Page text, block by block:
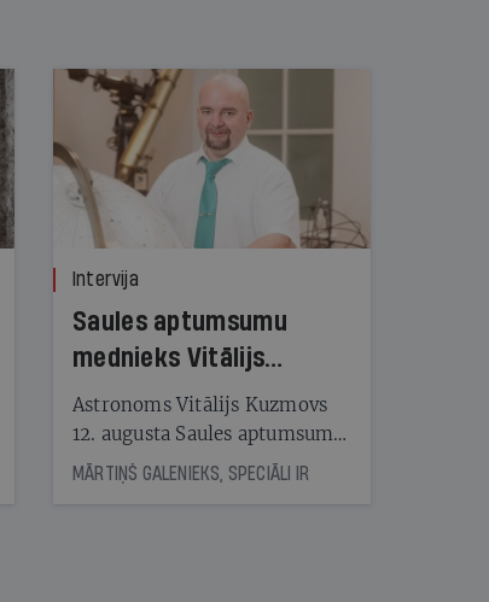
Intervija
Saules aptumsumu
mednieks Vitālijs
Kuzmovs
Astronoms Vitālijs Kuzmovs
12. augusta Saules aptumsumu
dosies vērot Maļorkā, kur tas
būs pilns. Jau nākamajā dienā
MĀRTIŅŠ GALENIEKS, SPECIĀLI IR